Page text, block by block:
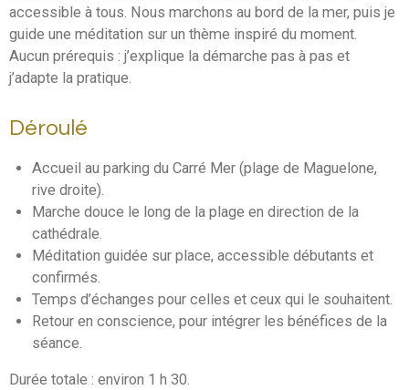
accessible à tous. Nous marchons au bord de la mer, puis je
guide une méditation sur un thème inspiré du moment.
Aucun prérequis : j’explique la démarche pas à pas et
j’adapte la pratique.
Déroulé
Accueil au parking du Carré Mer (plage de Maguelone,
rive droite).
Marche douce le long de la plage en direction de la
cathédrale.
Méditation guidée sur place, accessible débutants et
confirmés.
Temps d’échanges pour celles et ceux qui le souhaitent.
Retour en conscience, pour intégrer les bénéfices de la
séance.
Durée totale : environ 1 h 30.